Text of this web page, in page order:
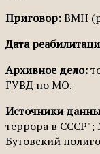
Приговор:ВМН
Дата
Архивное дело:
ГУВД по МО.
Источники
террора в СССР";
Бутовский